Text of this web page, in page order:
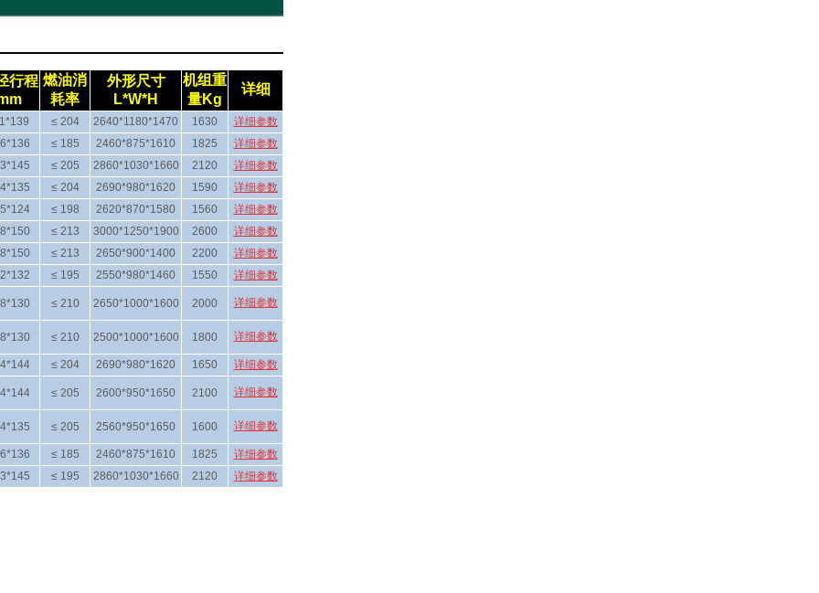
行程 燃油消
耗率
外形尺寸
L*W*H
机组重
量Kg
详细
≤ 204 2640*1180*1470 1630
详细参数
≤ 185 2460*875*1610 1825
详细参数
≤ 205 2860*1030*1660 2120
详细参数
≤ 204 2690*980*1620 1590
详细参数
≤ 198 2620*870*1580 1560
详细参数
≤ 213 3000*1250*1900 2600
详细参数
≤ 213 2650*900*1400 2200
详细参数
≤ 195 2550*980*1460 1550 详细参数
≤ 210 2650*1000*1600 2000 详细参数
≤ 210 2500*1000*1600 1800 详细参数
≤ 204 2690*980*1620 1650 详细参数
≤ 205 2600*950*1650 2100 详细参数
≤ 205 2560*950*1650 1600 详细参数
≤ 185 2460*875*1610 1825
详细参数
≤ 195 2860*1030*1660 2120 详细参数